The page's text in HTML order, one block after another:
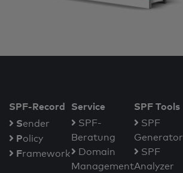
SPF-Record
Sender
Policy
Framework
Service
SPF-
Beratung
Domain
Management
SPF Tools
SPF
Generator
SPF
Analyzer